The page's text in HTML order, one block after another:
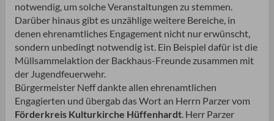
notwendig, um solche Veranstaltungen zu stemmen.
Darüber hinaus gibt es unzählige weitere Bereiche, in
denen ehrenamtliches Engagement nicht nur erwünscht,
sondern unbedingt notwendig ist. Ein Beispiel dafür ist die
Müllsammelaktion der Backhaus-Freunde zusammen mit
der Jugendfeuerwehr.
Bürgermeister Neff dankte allen ehrenamtlichen
Engagierten und übergab das Wort an Herrn Parzer vom
Förderkreis Kulturkirche Hüffenhardt. Herr Parzer